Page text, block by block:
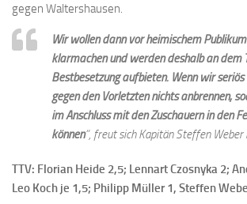
gegen Waltershausen.
Wir wollen dann vor heimischem
klarmachen und werden deshalb an dem
Bestbesetzung aufbieten. Wenn wir
gegen den Vorletzten nichts anbrennen,
im Anschluss mit den Zuschauern in den
können“, freut sich Kapitän Steffen
TTV: Florian Heide 2,5; Lennart Czosnyka 2;
Leo Koch je 1,5; Philipp Müller 1, Steffen